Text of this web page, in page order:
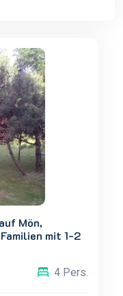
Mön,
mit 1-2
4 Pers.